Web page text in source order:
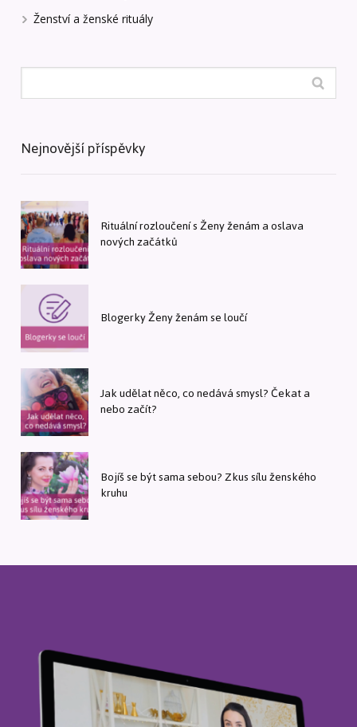
Ženství a ženské rituály
Nejnovější příspěvky
Rituální rozloučení s Ženy ženám a oslava
nových začátků
Blogerky Ženy ženám se loučí
Jak udělat něco, co nedává smysl? Čekat a
nebo začít?
Bojíš se být sama sebou? Zkus sílu ženského
kruhu